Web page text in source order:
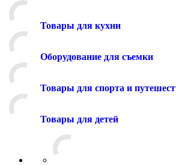
Товары для кухни
Оборудование для съемки
Товары для спорта и
Товары для детей